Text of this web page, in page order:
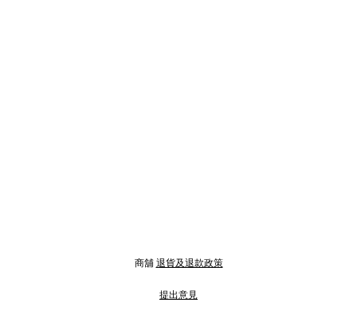
商舖 退貨及退款政策
提出意見